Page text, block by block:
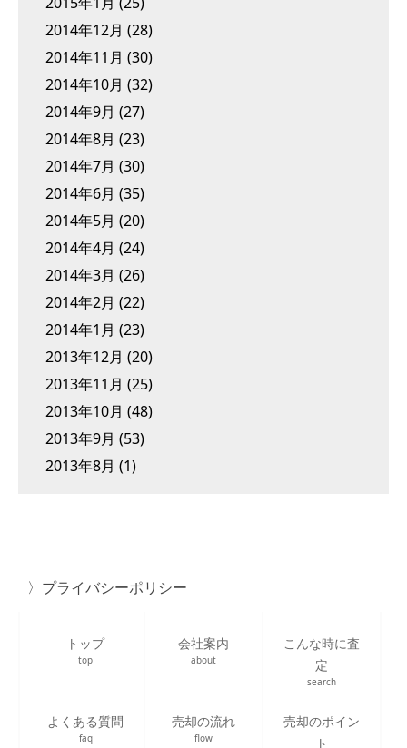
2014年12月 (28)
2014年11月 (30)
2014年10月 (32)
2014年9月 (27)
2014年8月 (23)
2014年7月 (30)
2014年6月 (35)
2014年5月 (20)
2014年4月 (24)
2014年3月 (26)
2014年2月 (22)
2014年1月 (23)
2013年12月 (20)
2013年11月 (25)
2013年10月 (48)
2013年9月 (53)
2013年8月 (1)
プライバシーポリシー
トップ
top
会社案内
about
こんな時に査
定
search
よくある質問
faq
売却の流れ
flow
売却のポイン
ト